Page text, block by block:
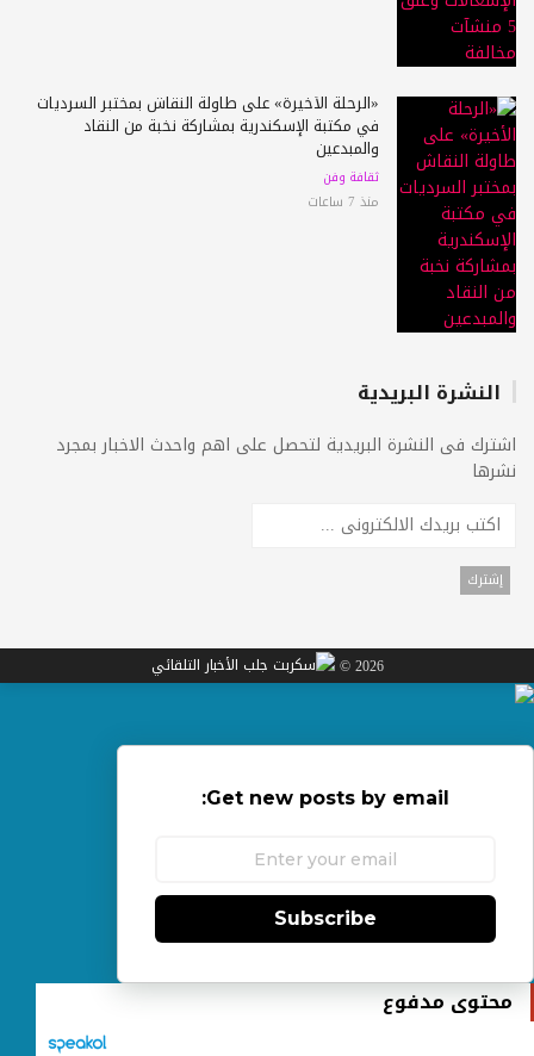
«الرحلة الأخيرة» على طاولة النقاش بمختبر السرديات
في مكتبة الإسكندرية بمشاركة نخبة من النقاد
والمبدعين
ثقافة وفن
منذ 7 ساعات
النشرة البريدية
اشترك فى النشرة البريدية لتحصل على اهم واحدث الاخبار بمجرد
نشرها
2026 ©
Get new posts by email:
Subscribe
محتوى مدفوع